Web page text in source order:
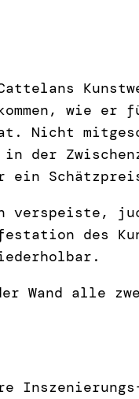
wie er
hat. Nicht
in der
ein
verspeiste,
des
Wand alle